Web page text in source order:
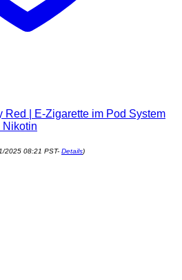
| E-Zigarette im Pod System
Nikotin
2025 08:21 PST- Details)